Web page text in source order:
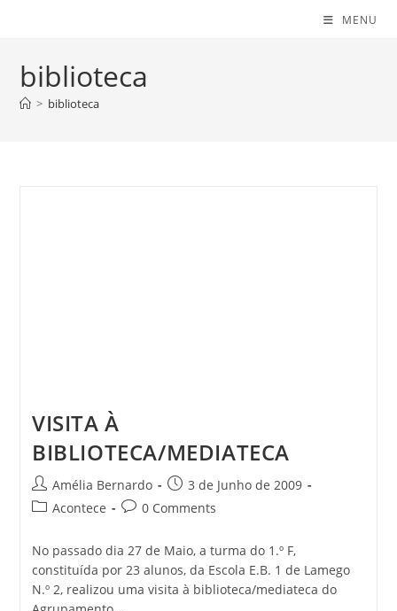
MENU
biblioteca
> biblioteca
VISITA À
BIBLIOTECA/MEDIATECA
Post
author:
Amélia Bernardo
Post
published:
3 de Junho de 2009
PostAcontece
Post0 Comments
No passado dia 27 de Maio, a turma do 1.º F,
constituída por 23 alunos, da Escola E.B. 1 de Lamego
N.º 2, realizou uma visita à biblioteca/mediateca do